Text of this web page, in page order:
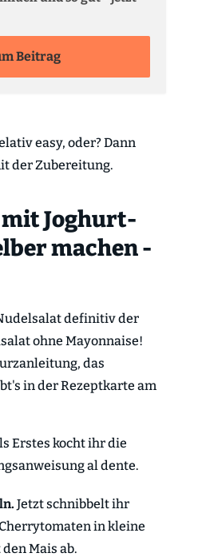
Beitrag
easy, oder? Dann
der Zubereitung.
Joghurt-
machen -
definitiv der
ohne Mayonnaise!
das
in der Rezeptkarte am
Erstes kocht ihr die
al dente.
Jetzt schnibbelt ihr
in kleine
Mais ab.